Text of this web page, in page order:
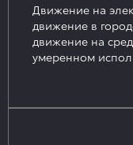
Движение на
движение в
движение на
умеренном